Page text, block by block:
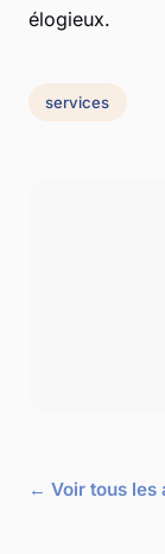
élogieux.
services
← Voir tous les